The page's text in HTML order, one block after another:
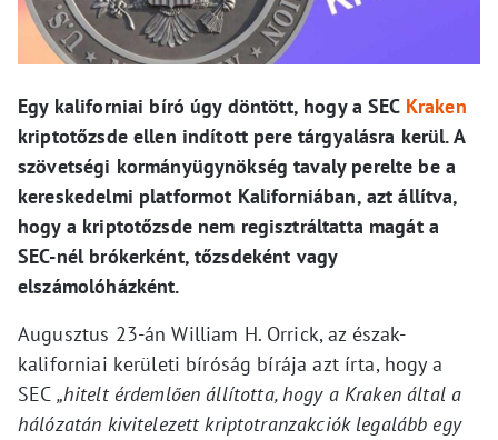
Egy kaliforniai bíró úgy döntött, hogy a SEC Kraken
kriptotőzsde ellen indított pere tárgyalásra kerül. A
szövetségi kormányügynökség tavaly perelte be a
kereskedelmi platformot Kaliforniában, azt állítva,
hogy a kriptotőzsde nem regisztráltatta magát a
SEC-nél brókerként, tőzsdeként vagy
elszámolóházként.
Augusztus 23-án William H. Orrick, az észak-
kaliforniai kerületi bíróság bírája azt írta, hogy a
SEC „hitelt érdemlően állította, hogy a Kraken által a
hálózatán kivitelezett kriptotranzakciók legalább egy